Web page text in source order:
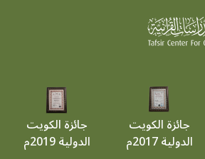
جائزة الكويت
الدولية 2017م
جائزة الكويت
الدولية 2019م